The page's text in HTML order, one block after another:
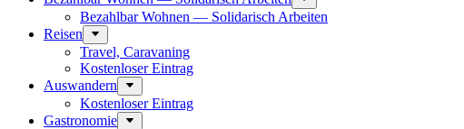
Bezahlbar Wohnen — Solida­risch Arbeiten
Reisen
Travel, Caravaning
Kosten­loser Eintrag
Auswandern
Kosten­loser Eintrag
Gastro­nomie